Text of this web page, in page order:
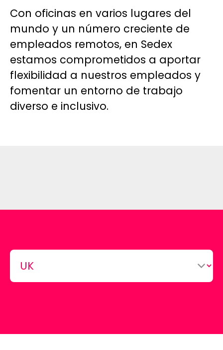
Con oficinas en varios lugares del
mundo y un número creciente de
empleados remotos, en Sedex
estamos comprometidos a aportar
flexibilidad a nuestros empleados y
fomentar un entorno de trabajo
diverso e inclusivo.